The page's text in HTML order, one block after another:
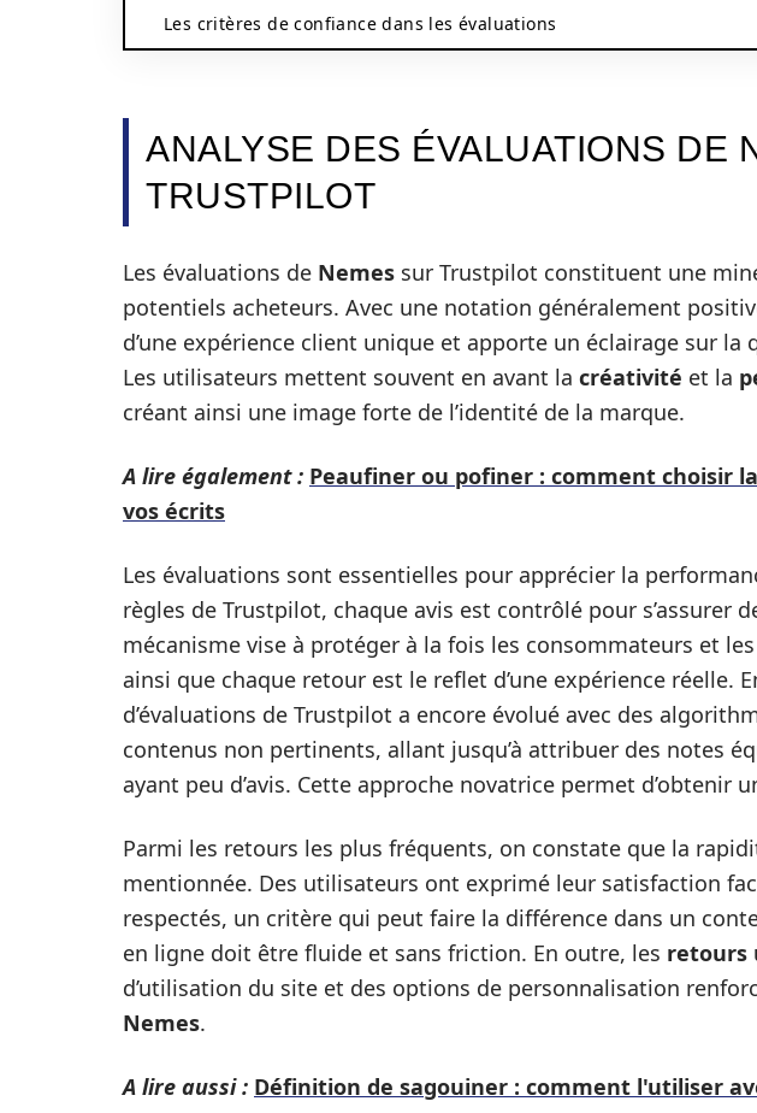
Les critères de confiance dans les évaluations
ANALYSE DES ÉVALUATIONS DE
TRUSTPILOT
Les évaluations de Nemes sur Trustpilot constituent une
potentiels acheteurs. Avec une notation généralement
d’une expérience client unique et apporte un éclairage sur
Les utilisateurs mettent souvent en avant la créativité et la
créant ainsi une image forte de l’identité de la marque.
A lire également : Peaufiner ou pofiner : comment choisir
vos écrits
Les évaluations sont essentielles pour apprécier la
règles de Trustpilot, chaque avis est contrôlé pour s’assurer
mécanisme vise à protéger à la fois les consommateurs et
ainsi que chaque retour est le reflet d’une expérience réelle.
d’évaluations de Trustpilot a encore évolué avec des
contenus non pertinents, allant jusqu’à attribuer des notes
ayant peu d’avis. Cette approche novatrice permet d’obtenir
Parmi les retours les plus fréquents, on constate que la
mentionnée. Des utilisateurs ont exprimé leur satisfaction
respectés, un critère qui peut faire la différence dans un
en ligne doit être fluide et sans friction. En outre, les retours
d’utilisation du site et des options de personnalisation
Nemes.
A lire aussi : Définition de sagouiner : comment l'utiliser